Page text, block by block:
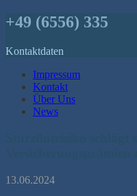
+49 (6556) 335
Kontaktdaten
Impressum
Kontakt
Über Uns
News
13.06.2024